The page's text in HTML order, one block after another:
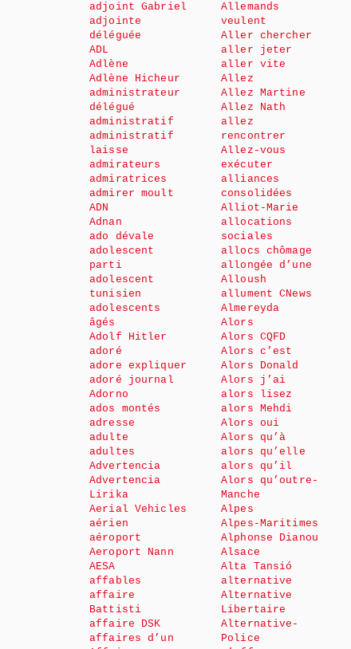
adjoint Gabriel
adjointe
déléguée
ADL
Adlène
Adlène Hicheur
administrateur
délégué
administratif
administratif
laisse
admirateurs
admiratrices
admirer moult
ADN
Adnan
ado dévale
adolescent
parti
adolescent
tunisien
adolescents
âgés
Adolf Hitler
adoré
adore expliquer
adoré journal
Adorno
ados montés
adresse
adulte
adultes
Advertencia
Advertencia
Lirika
Aerial Vehicles
aérien
aéroport
Aeroport Nann
AESA
affables
affaire
Battisti
affaire DSK
affaires d’un
Allemands
veulent
Aller chercher
aller jeter
aller vite
Allez
Allez Martine
Allez Nath
allez
rencontrer
Allez-vous
exécuter
alliances
consolidées
Alliot-Marie
allocations
sociales
allocs chômage
allongée d’une
Alloush
allument CNews
Almereyda
Alors
Alors CQFD
Alors c’est
Alors Donald
Alors j’ai
alors lisez
alors Mehdi
Alors oui
Alors qu’à
alors qu’elle
alors qu’il
Alors qu’outre-
Manche
Alpes
Alpes-Maritimes
Alphonse Dianou
Alsace
Alta Tansió
alternative
Alternative
Libertaire
Alternative-
Police